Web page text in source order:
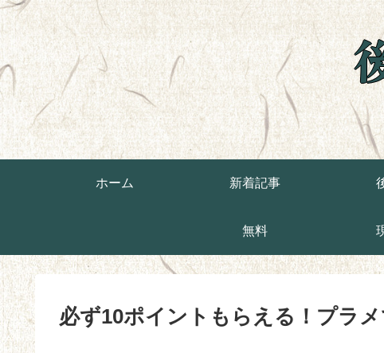
ホーム 新着記事
無料
必ず10ポイントもらえる！プラ